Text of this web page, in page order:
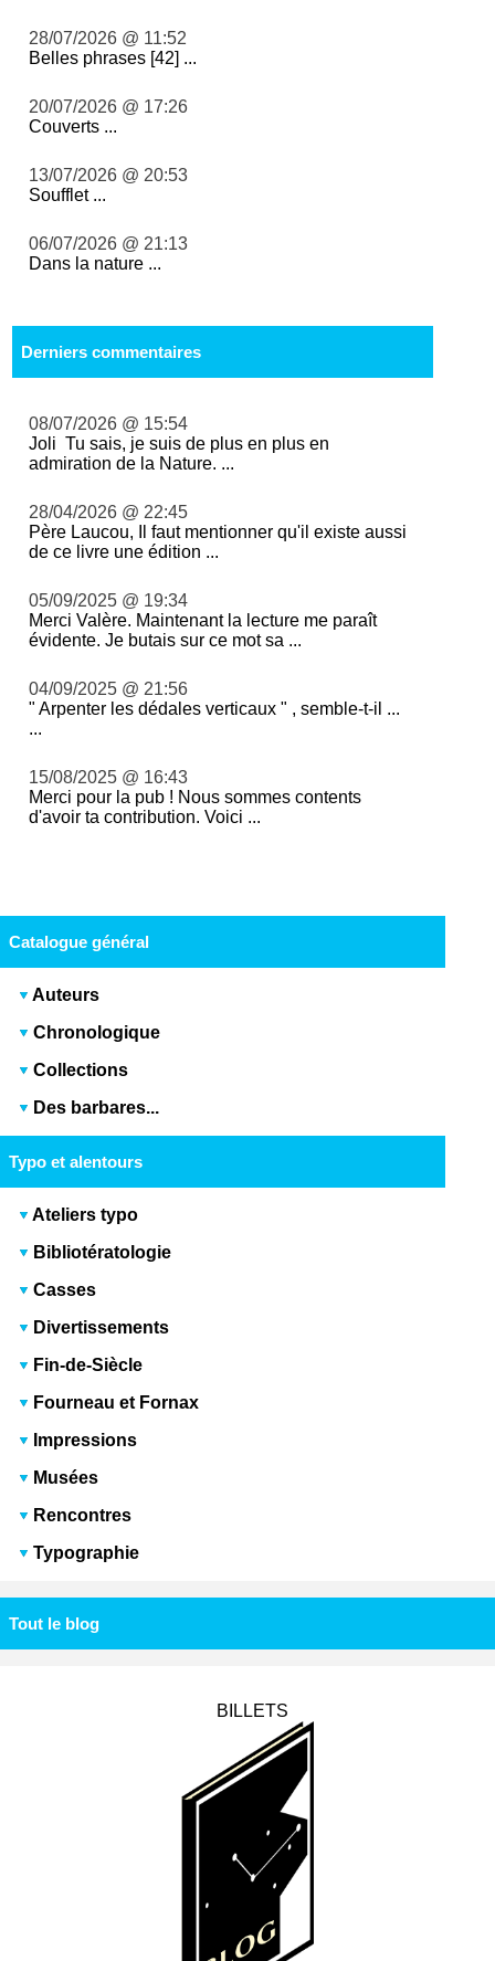
28/07/2026 @ 11:52
Belles phrases [42] ...
20/07/2026 @ 17:26
Couverts ...
13/07/2026 @ 20:53
Soufflet ...
06/07/2026 @ 21:13
Dans la nature ...
Derniers commentaires
08/07/2026 @ 15:54
Joli Tu sais, je suis de plus en plus en
admiration de la Nature. ...
28/04/2026 @ 22:45
Père Laucou, Il faut mentionner qu'il existe aussi
de ce livre une édition ...
05/09/2025 @ 19:34
Merci Valère. Maintenant la lecture me paraît
évidente. Je butais sur ce mot sa ...
04/09/2025 @ 21:56
" Arpenter les dédales verticaux " , semble-t-il ...
...
15/08/2025 @ 16:43
Merci pour la pub ! Nous sommes contents
d'avoir ta contribution. Voici ...
Catalogue général
Auteurs
Chronologique
Collections
Des barbares...
Typo et alentours
Ateliers typo
Bibliotératologie
Casses
Divertissements
Fin-de-Siècle
Fourneau et Fornax
Impressions
Musées
Rencontres
Typographie
Tout le blog
BILLETS